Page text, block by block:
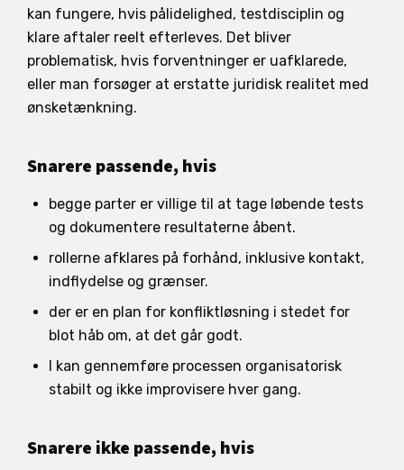
kan fungere, hvis pålidelighed, testdisciplin og
klare aftaler reelt efterleves. Det bliver
problematisk, hvis forventninger er uafklarede,
eller man forsøger at erstatte juridisk realitet med
ønsketænkning.
Snarere passende, hvis
begge parter er villige til at tage løbende tests
og dokumentere resultaterne åbent.
rollerne afklares på forhånd, inklusive kontakt,
indflydelse og grænser.
der er en plan for konfliktløsning i stedet for
blot håb om, at det går godt.
I kan gennemføre processen organisatorisk
stabilt og ikke improvisere hver gang.
Snarere ikke passende, hvis